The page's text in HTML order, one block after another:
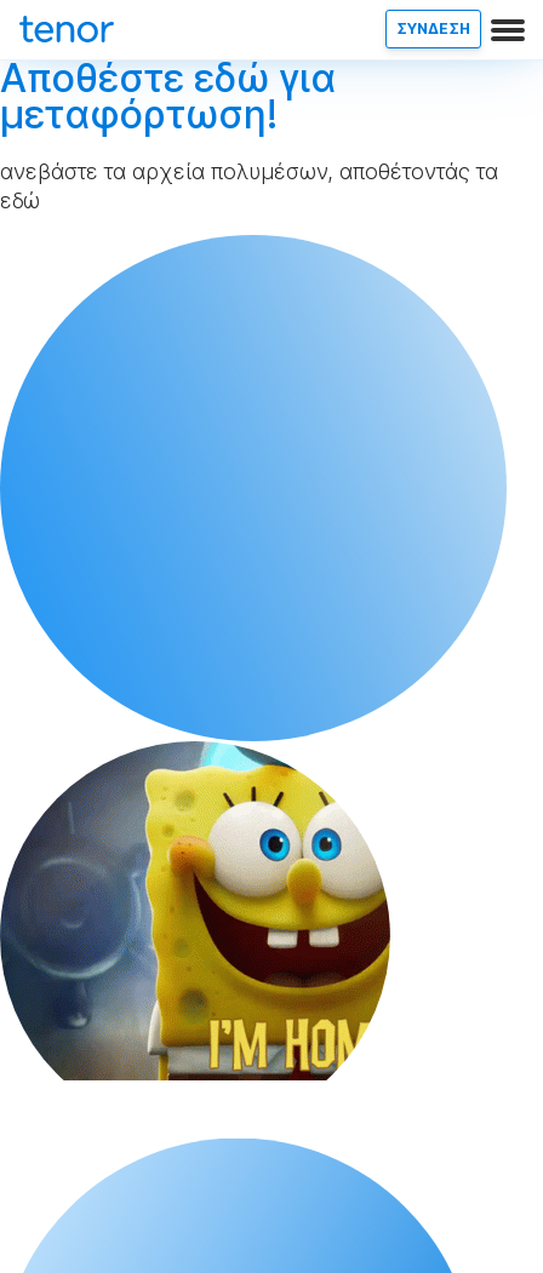
ΣΥΝΔΕΣΗ
Αποθέστε εδώ για
μεταφόρτωση!
ανεβάστε τα αρχεία πολυμέσων, αποθέτοντάς τα
εδώ